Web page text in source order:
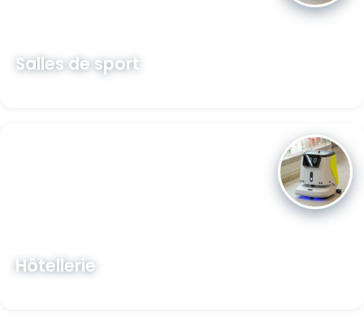
Salles de sport
Hôtellerie